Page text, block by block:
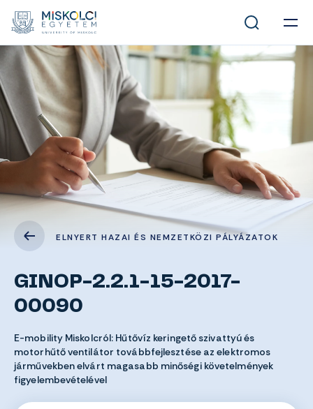
ELNYERT HAZAI ÉS NEMZETKÖZI PÁLYÁZATOK
GINOP-2.2.1-15-2017-
00090
E-mobility Miskolcról: Hűtővíz keringető szivattyú és
motorhűtő ventilátor továbbfejlesztése az elektromos
járművekben elvárt magasabb minőségi követelmények
figyelembevételével